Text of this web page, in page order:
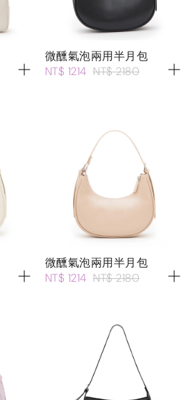
微醺氣泡兩用半月包
NT$ 1214 NT$ 2180
微醺氣泡兩用半月包
NT$ 1214 NT$ 2180